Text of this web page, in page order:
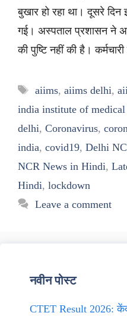
बुखार हो रहा था। दूसरे दिन
गई। अस्पताल प्रशासन ने
की पुष्टि नहीं की है।
Tags
aiims, aiims delhi,
india institute of medical
delhi, Coronavirus,
india, covid19, Delhi
NCR News in Hindi,
Hindi, lockdown
Leave a comment
नवीन पोस्ट
CTET Result 2026: